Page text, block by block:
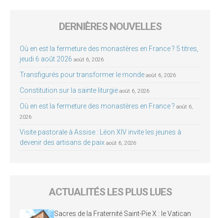
DERNIÈRES NOUVELLES
Où en est la fermeture des monastères en France ? 5 titres,
jeudi 6 août 2026 août 6, 2026
Transfigurés pour transformer le monde août 6, 2026
Constitution sur la sainte liturgie août 6, 2026
Où en est la fermeture des monastères en France ? août 6,
2026
Visite pastorale à Assise : Léon XIV invite les jeunes à
devenir des artisans de paix août 6, 2026
ACTUALITÉS LES PLUS LUES
Sacres de la Fraternité Saint-Pie X : le Vatican